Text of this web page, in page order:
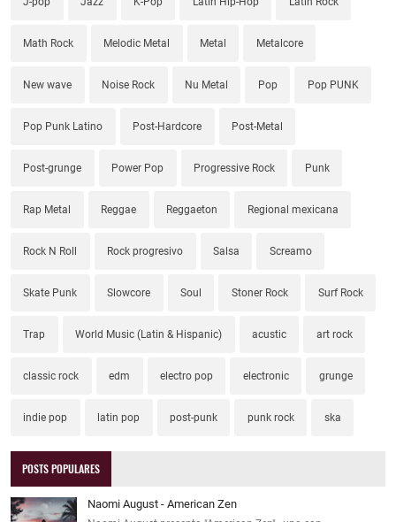
Math Rock Melodic Metal Metal Metalcore
New wave Noise Rock Nu Metal Pop Pop PUNK
Pop Punk Latino Post-Hardcore Post-Metal
Post-grunge Power Pop Progressive Rock Punk
Rap Metal Reggae Reggaeton Regional mexicana
Rock N Roll Rock progresivo Salsa Screamo
Skate Punk Slowcore Soul Stoner Rock Surf Rock
Trap World Music (Latin & Hispanic) acustic art rock
classic rock edm electro pop electronic grunge
indie pop latin pop post-punk punk rock ska
POSTS POPULARES
Naomi August - American Zen